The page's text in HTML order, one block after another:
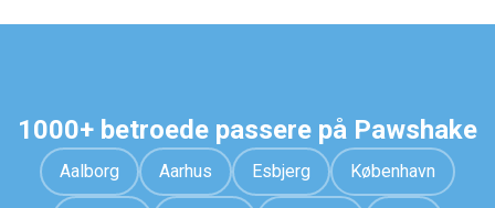
1000+ betroede passere på Pawshake
Aalborg Aarhus Esbjerg København